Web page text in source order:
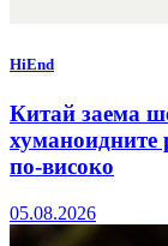
HiEnd
Китай заема
хуманоидните
по-високо
05.08.2026